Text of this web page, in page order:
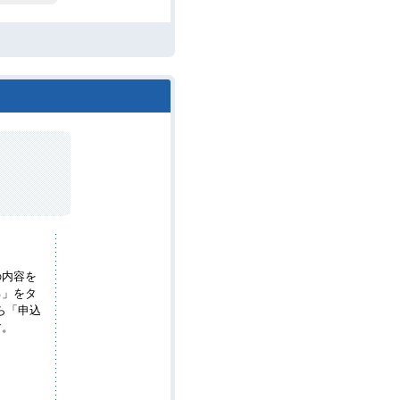
容を
をタ
「申込